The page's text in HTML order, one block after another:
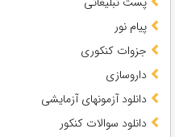
پیام نور
جزوات کنکوری
داروسازی
دانلود آزمونهای آزمایشی
دانلود سوالات کنکور